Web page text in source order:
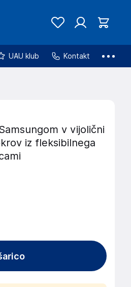
UAU klub Kontakt
v vijolični
iz fleksibilnega